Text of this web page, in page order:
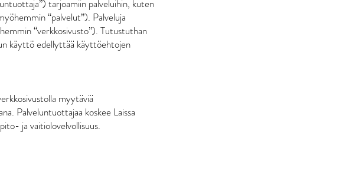
tarjoamiin palveluihin, kuten
“palvelut”). Palveluja
“verkkosivusto”). Tutustuthan
käyttö edellyttää käyttöehtojen
myytäviä
Palveluntuottajaa koskee Laissa
ja vaitiolovelvollisuus.